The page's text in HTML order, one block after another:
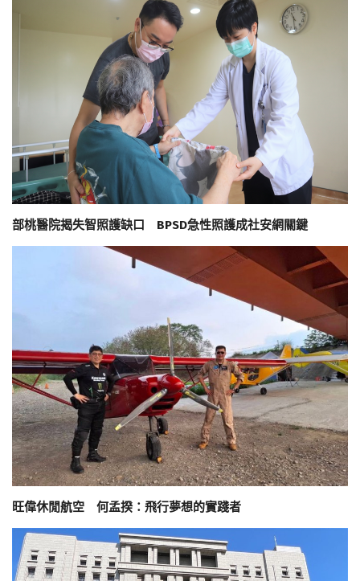
部桃醫院揭失智照護缺口 BPSD急性照護成社安網關鍵
旺偉休閒航空 何孟揆：飛行夢想的實踐者